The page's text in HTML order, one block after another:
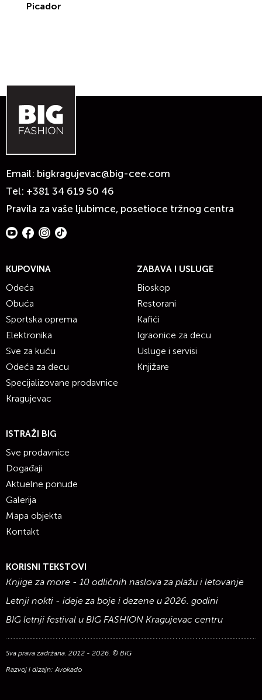
Picador
Email: bigkragujevac@big-cee.com
Tel: +381 34 619 50 46
Pravila za vaše ljubimce, posetioce tržnog centra
KUPOVINA
Odeća
Obuća
Sportska oprema
Elektronika
Sve za kuću
Odeća za decu
Specijalizovane prodavnice
Kragujevac
ZABAVA I USLUGE
Bioskop
Restorani
Kafići
Igraonice za decu
Usluge i servisi
Knjižare
ISTRAŽI BIG
Sve prodavnice
Događaji
Aktuelne ponude
Galerija
Mapa objekta
Kontakt
KORISNI TEKSTOVI
Knjige za more - 10 odličnih naslova za plažu i letovanje
Letnji nokti - ideje za boje i dezene u 2026. godini
BIG letnji festival u BIG FASHION Kragujevac centru
Sva prava zadržana. 2012 - 2026. © BIG
Razvoj i dizajn:Avokado